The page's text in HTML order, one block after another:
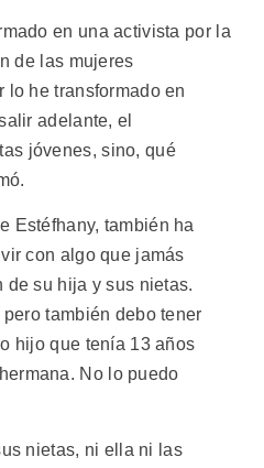
en una activista por la
de las mujeres
lo he transformado en
adelante, el
jóvenes, sino, qué
Estéfhany, también ha
con algo que jamás
su hija y sus nietas.
también debo tener
hijo que tenía 13 años
No lo puedo
nietas, ni ella ni las